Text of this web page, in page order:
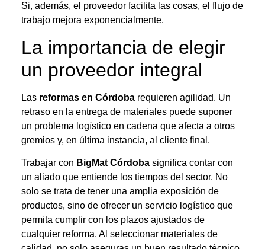
Si, además, el proveedor facilita las cosas, el flujo de
trabajo mejora exponencialmente.
La importancia de elegir
un proveedor integral
Las reformas en Córdobarequieren agilidad. Un
retraso en la entrega de materiales puede suponer
un problema logístico en cadena que afecta a otros
gremios y, en última instancia, al cliente final.
Trabajar con BigMat Córdobasignifica contar con
un aliado que entiende los tiempos del sector. No
solo se trata de tener una amplia exposición de
productos, sino de ofrecer un servicio logístico que
permita cumplir con los plazos ajustados de
cualquier reforma. Al seleccionar materiales de